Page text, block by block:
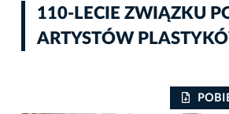
110-LECIE ZWIĄZKU
ARTYSTÓW